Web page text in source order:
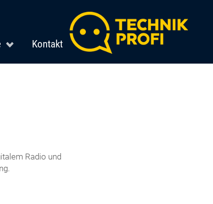
Kontakt
Radio und